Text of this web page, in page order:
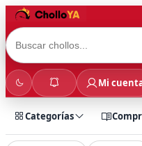
Mi
Categorías